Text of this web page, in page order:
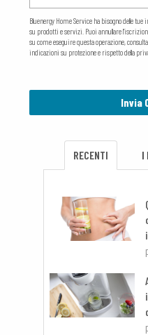
Bluenergy Home Service ha bisogno delle
su prodotti e servizi. Puoi annullare
su come eseguire questa operazione,
indicazioni su protezione e rispetto della
RECENTI I